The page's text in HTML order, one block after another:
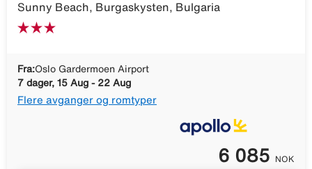
Sunny Beach, Burgaskysten, Bulgaria
Fra:Oslo Gardermoen Airport
7 dager, 15 Aug - 22 Aug
Flere avganger og romtyper
6 085 NOK